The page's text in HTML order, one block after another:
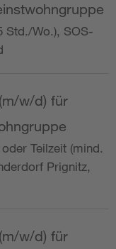
Std./Wo.), SOS-
w/d) für
Teilzeit (mind.
Prignitz,
w/d) für